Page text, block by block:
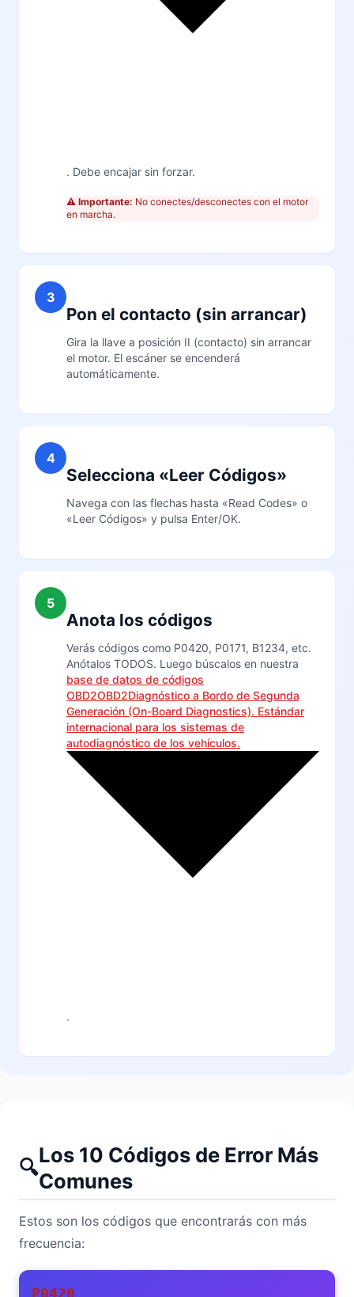
. Debe encajar sin forzar.
⚠️ Importante: No conectes/desconectes con el motor
en marcha.
3
Pon el contacto (sin arrancar)
Gira la llave a posición II (contacto) sin arrancar
el motor. El escáner se encenderá
automáticamente.
4
Selecciona «Leer Códigos»
Navega con las flechas hasta «Read Codes» o
«Leer Códigos» y pulsa Enter/OK.
5
Anota los códigos
Verás códigos como P0420, P0171, B1234, etc.
Anótalos TODOS. Luego búscalos en nuestra
base de datos de códigos
OBD2OBD2Diagnóstico a Bordo de Segunda
Generación (On-Board Diagnostics). Estándar
internacional para los sistemas de
autodiagnóstico de los vehículos.
.
🔍
Los 10 Códigos de Error Más
Comunes
Estos son los códigos que encontrarás con más
frecuencia:
P0420